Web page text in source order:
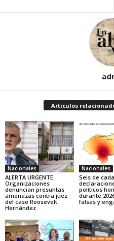
Artículos
Nacionales
ALERTA URGENTE:
Organizaciones
denuncian presuntas
amenazas contra juez
del caso Roosevelt
Hernández
Nacionales
Seis de
políticos
durante
falsas y